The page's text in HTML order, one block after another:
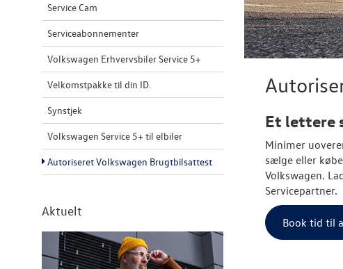
Service Cam
Serviceabonnementer
Volkswagen Erhvervsbiler Service 5+
Velkomstpakke til din ID.
Synstjek
Volkswagen Service 5+ til elbiler
Autoriseret Volkswagen Brugtbilsattest
Aktuelt
Et lettere
Minimer
sælge eller
Volkswagen.
Servicepartner.
Book tid til